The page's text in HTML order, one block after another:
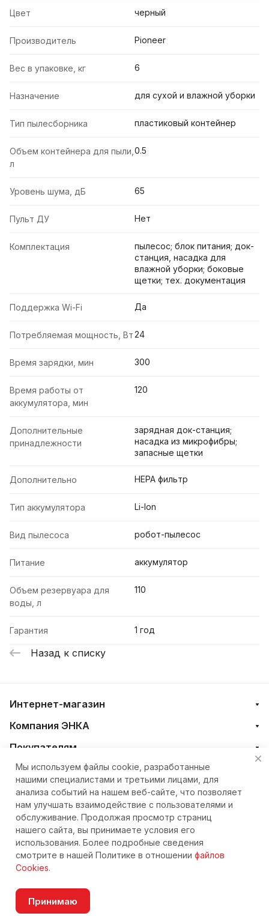
Цвет черный
Производитель Pioneer
Вес в упаковке, кг 6
Назначение для сухой и влажной уборки
Тип пылесборника пластиковый контейнер
Объем контейнера для пыли,
л
0.5
Уровень шума, дБ 65
Пульт ДУ Нет
Комплектация
пылесос; блок питания; док-
станция, насадка для
влажной уборки; боковые
щетки; тех. документация
Поддержка Wi-Fi Да
Потребляемая мощность, Вт24
Время зарядки, мин 300
Время работы от
аккумулятора, мин
120
Дополнительные
принадлежности
зарядная док-станция;
насадка из микрофибры;
запасные щетки
Дополнительно HEPA фильтр
Тип аккумулятора Li-Ion
Вид пылесоса робот-пылесос
Питание аккумулятор
Объем резервуара для
воды, л
110
Гарантия 1 год
Назад к списку
Интернет-магазин
Компания ЭНКА
Покупателям
+7 (4212) 23-33-33
eshop@nkteh.ru
© 2026 Интернет-магазин ЭНКА техника
Согласие на обработку персональных данных
Мы используем файлы cookie, разработанные
нашими специалистами и третьими лицами, для
анализа событий на нашем веб-сайте, что позволяет
нам улучшать взаимодействие с пользователями и
обслуживание. Продолжая просмотр страниц
нашего сайта, вы принимаете условия его
использования. Более подробные сведения
смотрите в нашей Политике в отношении файлов
Cookies.
Принимаю